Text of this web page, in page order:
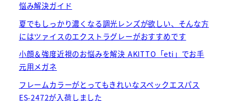
悩み解決ガイド
夏でもしっかり濃くなる調光レンズが欲しい、そんな方
にはツァイスのエクストラグレーがおすすめです
小顔＆強度近視のお悩みを解決 AKITTO「eti」でお手
元用メガネ
フレームカラーがとってもきれいなスペックエスパス
ES-2472が入荷しました